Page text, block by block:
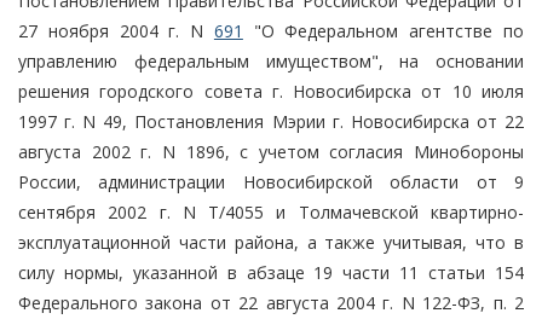
27 ноября 2004 г. N 691
"О Федеральном агентстве по
управлению федеральным имуществом", на основании
решения городского совета г. Новосибирска от 10 июля
1997 г. N 49, Постановления Мэрии г. Новосибирска от 22
августа 2002 г. N 1896, с учетом согласия Минобороны
России, администрации Новосибирской области от 9
сентября 2002 г. N Т/4055 и Толмачевской квартирно-
эксплуатационной части района, а также учитывая, что в
силу нормы, указанной в абзаце 19 части 11 статьи 154
Федерального закона от 22 августа 2004 г. N 122-ФЗ, п. 2